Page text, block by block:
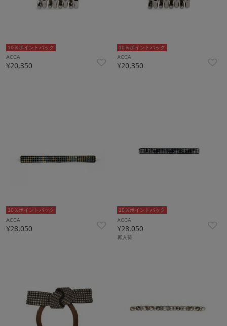
10％ポイントバック
ACCA
¥20,350
10％ポイントバック
ACCA
¥20,350
10％ポイントバック
ACCA
¥28,050
10％ポイントバック
ACCA
¥28,050
再入荷